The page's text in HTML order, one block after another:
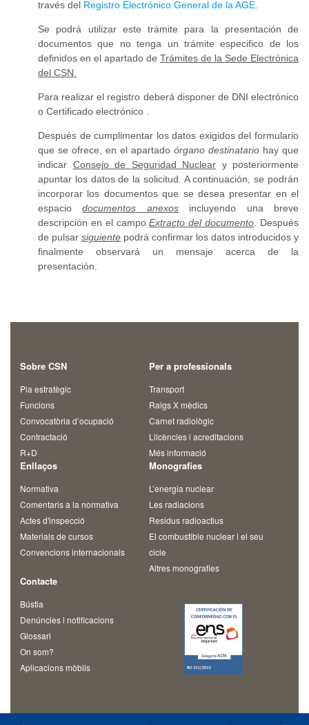
través del Registro Electrónico General de la AGE.
Se podrá utilizar este trámite para la presentación de
documentos que no tenga un trámite especifico de los
definidos en el apartado de Trámites de la Sede Electrónica
del CSN.
Para realizar el registro deberá disponer de DNI electrónico
o Certificado electrónico .
Después de cumplimentar los datos exigidos del formulario
que se ofrece, en el apartado órgano destinatario hay que
indicar Consejo de Seguridad Nuclear y posteriormente
apuntar los datos de la solicitud. A continuación, se podrán
incorporar los documentos que se desea presentar en el
espaciodocumentos anexosincluyendo una breve
descripción en el campoExtracto del documento. Después
de pulsar siguiente podrá confirmar los datos introducidos y
finalmente observará un mensaje acerca de la
presentación.
Sobre CSN
Pla estratègic
Funcions
Convocatòria d’ocupació
Contractació
R+D
Per a professionals
Transport
Raigs X mèdics
Carnet radiològic
Llicències i acreditacions
Més informació
Enllaços
Normativa
Comentaris a la normativa
Actes d'inspecció
Materials de cursos
Convencions internacionals
Monografies
L’energia nuclear
Les radiacions
Residus radioactius
El combustible nuclear i el seu
cicle
Altres monografies
Contacte
Bústia
Denúncies i notificacions
Glossari
On som?
Aplicacions mòbils